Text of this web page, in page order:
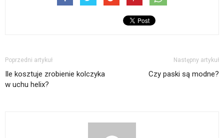
Poprzedni artykuł
Ile kosztuje zrobienie kolczyka
w uchu helix?
Następny artykuł
Czy paski są modne?